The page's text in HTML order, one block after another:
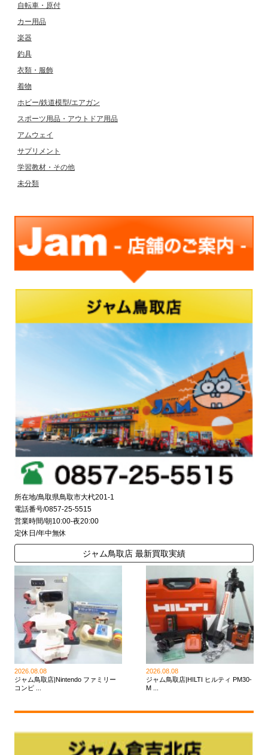
自転車・原付
カー用品
楽器
釣具
衣類・服飾
着物
ホビー/鉄道模型/エアガン
スポーツ用品・アウトドア用品
アムウェイ
サプリメント
学習教材・その他
未分類
所在地/鳥取県鳥取市大杙201-1
電話番号/0857-25-5515
営業時間/朝10:00-夜20:00
定休日/年中無休
ジャム鳥取店 最新買取実績
2026.08.08
ジャム鳥取店|Nintendo ファミリー
コンピ ...
2026.08.08
ジャム鳥取店|HILTI ヒルティ PM30-
M ...